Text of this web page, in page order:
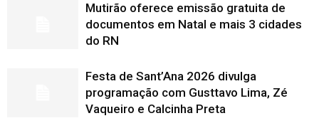
Mutirão oferece emissão gratuita de
documentos em Natal e mais 3 cidades
do RN
Festa de Sant’Ana 2026 divulga
programação com Gusttavo Lima, Zé
Vaqueiro e Calcinha Preta